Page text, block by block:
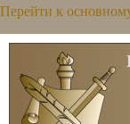
Перейти к